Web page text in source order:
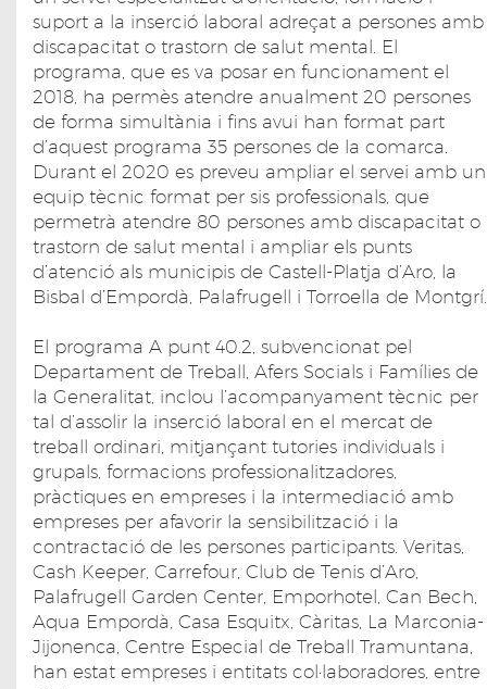
suport a la inserció laboral adreçat a persones amb
discapacitat o trastorn de salut mental. El
programa, que es va posar en funcionament el
2018, ha permès atendre anualment 20 persones
de forma simultània i fins avui han format part
d’aquest programa 35 persones de la comarca.
Durant el 2020 es preveu ampliar el servei amb un
equip tècnic format per sis professionals, que
permetrà atendre 80 persones amb discapacitat o
trastorn de salut mental i ampliar els punts
d’atenció als municipis de Castell-Platja d’Aro, la
Bisbal d’Empordà, Palafrugell i Torroella de Montgrí.
El programa A punt 40.2, subvencionat pel
Departament de Treball, Afers Socials i Famílies de
la Generalitat, inclou l’acompanyament tècnic per
tal d’assolir la inserció laboral en el mercat de
treball ordinari, mitjançant tutories individuals i
grupals, formacions professionalitzadores,
pràctiques en empreses i la intermediació amb
empreses per afavorir la sensibilització i la
contractació de les persones participants. Veritas,
Cash Keeper, Carrefour, Club de Tenis d’Aro,
Palafrugell Garden Center, Emporhotel, Can Bech,
Aqua Empordà, Casa Esquitx, Càritas, La Marconia-
Jijonenca, Centre Especial de Treball Tramuntana,
han estat empreses i entitats col·laboradores, entre